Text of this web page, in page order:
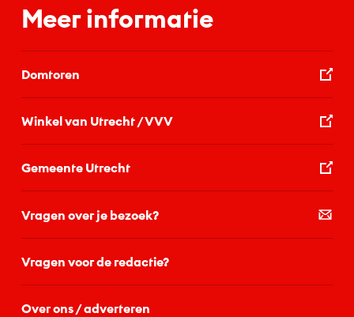
Meer informatie
Domtoren
Winkel van Utrecht / VVV
Gemeente Utrecht
Vragen over je bezoek?
Vragen voor de redactie?
Over ons / adverteren